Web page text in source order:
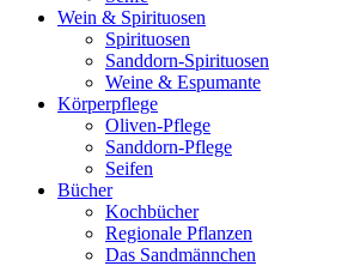
Wein & Spirituosen
Spirituosen
Sanddorn-Spirituosen
Weine & Espumante
Körperpflege
Oliven-Pflege
Sanddorn-Pflege
Seifen
Bücher
Kochbücher
Regionale Pflanzen
Das Sandmännchen